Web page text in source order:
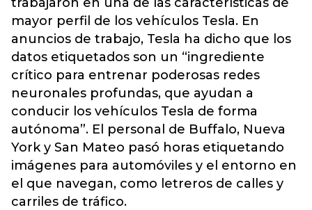
mayor perfil de los vehículos Tesla. En
anuncios de trabajo, Tesla ha dicho que los
datos etiquetados son un “ingrediente
crítico para entrenar poderosas redes
neuronales profundas, que ayudan a
conducir los vehículos Tesla de forma
autónoma”. El personal de Buffalo, Nueva
York y San Mateo pasó horas etiquetando
imágenes para automóviles y el entorno en
el que navegan, como letreros de calles y
carriles de tráfico.